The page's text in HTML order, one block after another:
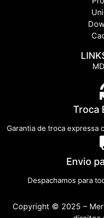
Troca
Garantia de troca expressa
Envio
Despachamos para
Copyright © 2025 –